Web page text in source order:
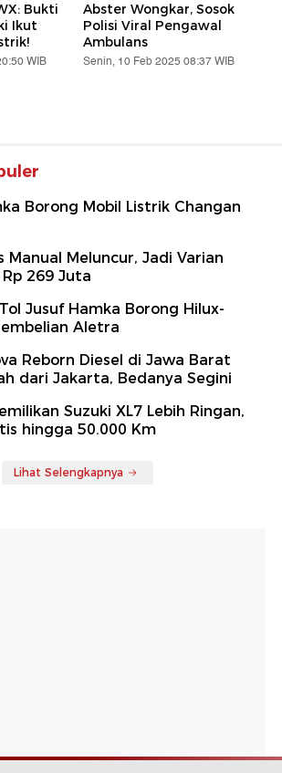
Bukti
Ikut
WIB
Abster Wongkar, Sosok
Polisi Viral Pengawal
Ambulans
Senin, 10 Feb 2025 08:37 WIB
Borong Mobil Listrik Changan
Manual Meluncur, Jadi Varian
269 Juta
Jusuf Hamka Borong Hilux-
Aletra
Reborn Diesel di Jawa Barat
dari Jakarta, Bedanya Segini
Suzuki XL7 Lebih Ringan,
hingga 50.000 Km
Lihat Selengkapnya